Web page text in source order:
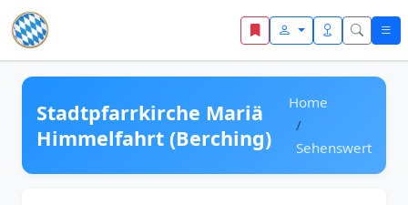
Zum Inhalt springen
Stadtpfarrkirche Mariä
Himmelfahrt (Berching)
Home
Sehenswert